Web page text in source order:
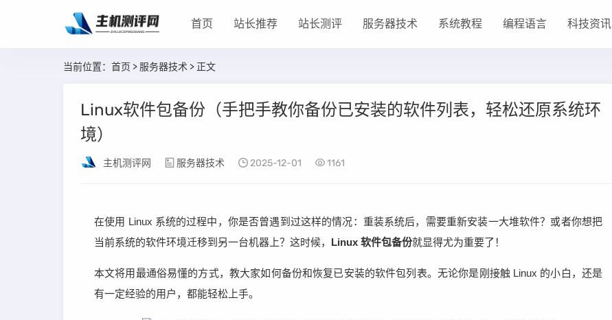
首页 站长推荐 站长测评 服务器技术 系统教程 编程语言 科技资讯
当前位置： 首页 > 服务器技术 > 正文
Linux软件包备份（手把手教你备份已安装的软件列表，轻松还原系统环
境）
主机测评网 服务器技术 2025-12-01 1161
在使用 Linux 系统的过程中，你是否曾遇到过这样的情况：重装系统后，需要重新安装一大堆软件？或者你想把
当前系统的软件环境迁移到另一台机器上？这时候， Linux 软件包备份就显得尤为重要了！
本文将用最通俗易懂的方式，教大家如何备份和恢复已安装的软件包列表。无论你是刚接触 Linux 的小白，还是
有一定经验的用户，都能轻松上手。